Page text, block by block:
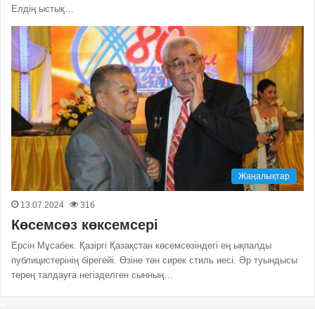
Елдің ыстық…
Жаңалықтар
13.07.2024 316
Көсемсөз көксемсері
Ерсін Мұсабек. Қазіргі Қазақстан көсемсөзіндегі ең ықпалды
публицистерінің бірегейі. Өзіне тән сирек стиль иесі. Әр туындысы
терең талдауға негізделген сынның…